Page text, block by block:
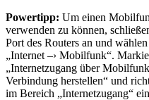
Powertipp: Um einen
verwenden zu können,
Port des Routers an und
„Internet –› Mobilfunk“.
„Internetzugang über
Verbindung herstellen“ und
im Bereich „Internetzugang“